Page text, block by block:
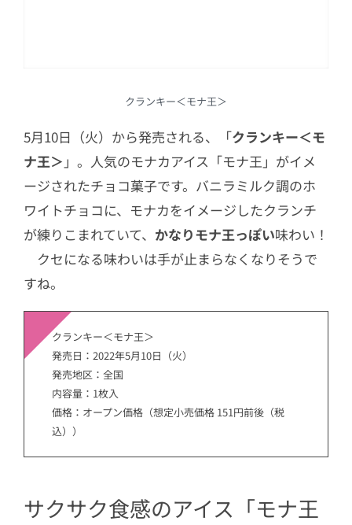
クランキー＜モナ王＞
5月10日（火）から発売される、「クランキー＜モ
ナ王＞ 」。人気のモナカアイス「モナ王」がイメ
ージされたチョコ菓子です。バニラミルク調のホ
ワイトチョコに、モナカをイメージしたクランチ
が練りこまれていて、 かなりモナ王っぽい味わい！
クセになる味わいは手が止まらなくなりそうで
すね。
クランキー＜モナ王＞
発売日：2022年5月10日（火）
発売地区：全国
内容量：1枚入
価格：オープン価格（想定小売価格 151円前後（税
込））
サクサク食感のアイス「モナ王